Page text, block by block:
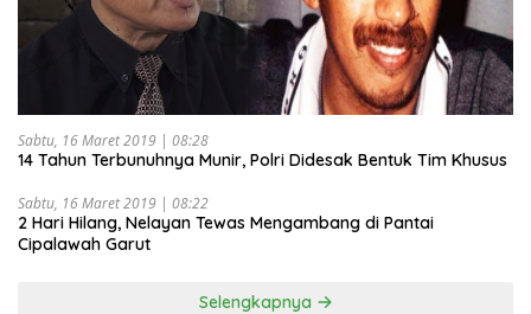
Sabtu, 16 Maret 2019 | 08:28
14 Tahun Terbunuhnya Munir, Polri Didesak Bentuk Tim Khusus
Sabtu, 16 Maret 2019 | 08:22
2 Hari Hilang, Nelayan Tewas Mengambang di Pantai
Cipalawah Garut
Selengkapnya